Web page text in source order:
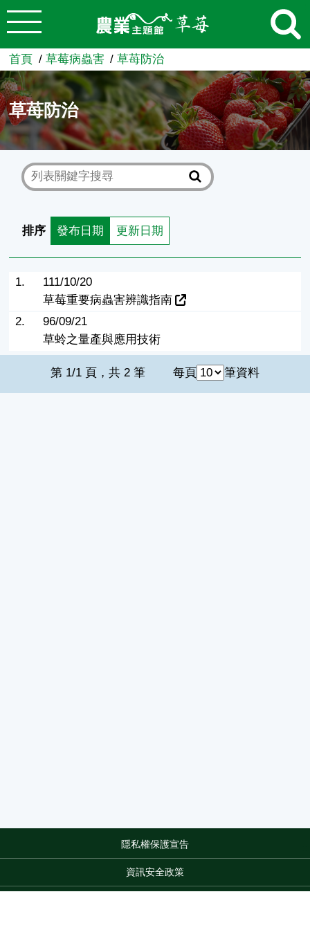
跳到主要內容
農業知識入口網
首頁 草莓病蟲害 草苺防治
草苺防治
排序 發布日期 更新日期
1.
111/10/20
草莓重要病蟲害辨識指南
2.
96/09/21
草蛉之量產與應用技術
第 1/1 頁，共 2 筆 每頁 筆資料
隱私權保護宣告
資訊安全政策